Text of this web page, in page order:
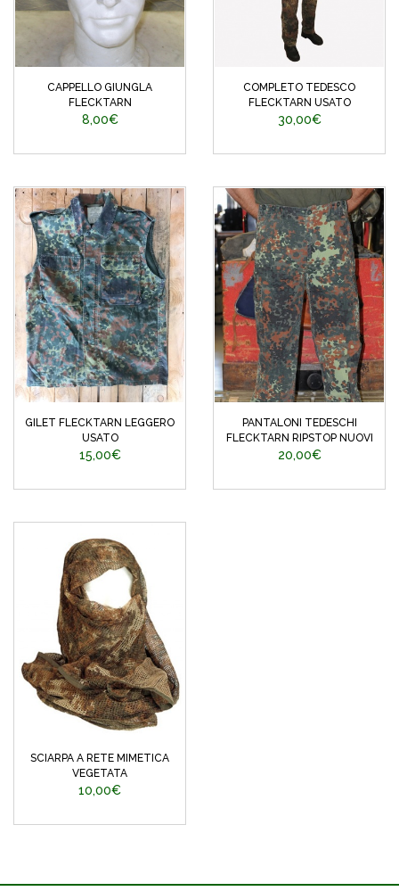
CAPPELLO GIUNGLA
FLECKTARN
8,00€
COMPLETO TEDESCO
FLECKTARN USATO
30,00€
GILET FLECKTARN LEGGERO
USATO
15,00€
PANTALONI TEDESCHI
FLECKTARN RIPSTOP NUOVI
20,00€
SCIARPA A RETE MIMETICA
VEGETATA
10,00€